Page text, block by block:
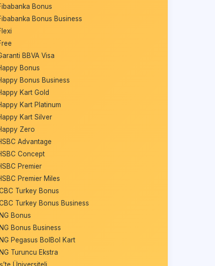
Bonus
Bonus Business
BBVA Visa
Bonus
Bonus Business
Kart Gold
Kart Platinum
Kart Silver
Zero
Advantage
Concept
Premier
Premier Miles
Turkey Bonus
Turkey Bonus Business
ING Bonus
ING Bonus Business
ING Pegasus BolBol Kart
ING Turuncu Ekstra
Üniversiteli